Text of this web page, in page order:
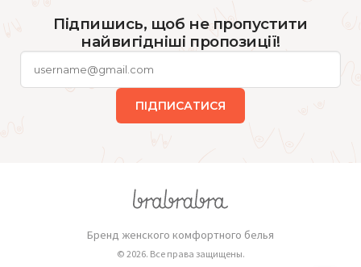
Підпишись, щоб не пропустити
найвигідніші пропозиції!
ПІДПИСАТИСЯ
Бренд женского комфортного белья
© 2026. Все права защищены.